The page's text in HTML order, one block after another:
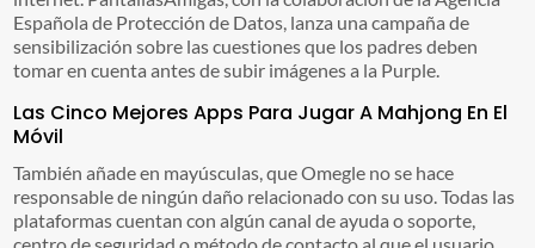
Española de Protección de Datos, lanza una campaña de
sensibilización sobre las cuestiones que los padres deben
tomar en cuenta antes de subir imágenes a la Purple.
Las Cinco Mejores Apps Para Jugar A Mahjong En El
Móvil
También añade en mayúsculas, que Omegle no se hace
responsable de ningún daño relacionado con su uso. Todas las
plataformas cuentan con algún canal de ayuda o soporte,